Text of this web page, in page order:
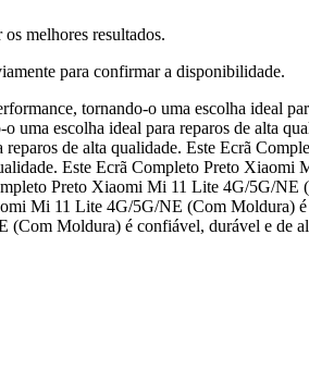
melhores resultados.
para confirmar a disponibilidade.
tornando-o uma escolha ideal
escolha ideal para reparos de alta
de alta qualidade. Este Ecrã
Este Ecrã Completo Preto
Preto Xiaomi Mi 11 Lite 4G/5G/
Mi 11 Lite 4G/5G/NE (Com Moldura)
Moldura) é confiável, durável e de